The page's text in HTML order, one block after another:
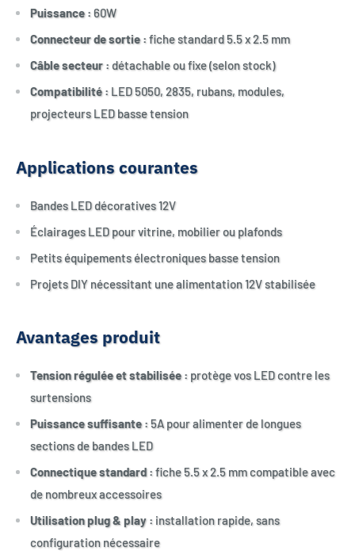
Puissance :60W
Connecteur de sortie :fiche standard 5.5 x 2.5 mm
Câble secteur :détachable ou fixe (selon stock)
Compatibilité : LED 5050, 2835, rubans, modules,
projecteurs LED basse tension
Applications courantes
Bandes LED décoratives 12V
Éclairages LED pour vitrine, mobilier ou plafonds
Petits équipements électroniques basse tension
Projets DIY nécessitant une alimentation 12V stabilisée
Avantages produit
Tension régulée et stabilisée : protège vos LED contre les
surtensions
Puissance suffisante :5A pour alimenter de longues
sections de bandes LED
Connectique standard :fiche 5.5 x 2.5 mm compatible avec
de nombreux accessoires
Utilisation plug & play : installation rapide, sans
configuration nécessaire